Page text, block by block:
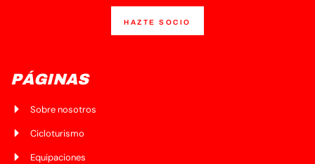
HAZTE SOCIO
PÁGINAS
Sobre nosotros
Cicloturismo
Equipaciones